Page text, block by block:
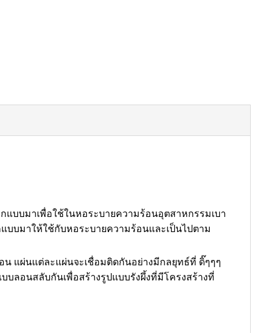
บบมาเพื่อใช้ในหอระบายความร้อนอุตสาหกรรมเบา
บมาให้ใช้กับหอระบายความร้อนและเป็นไปตาม
แผ่นแต่ละแผ่นจะเชื่อมติดกันอย่างมีกลยุทธ์ที่ ดิ๊ๆๆๆ
บลอนสลับกันเพื่อสร้างรูปแบบรังผึ้งที่มีโครงสร้างที่